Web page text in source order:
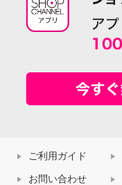
ご利用ガイド
お問い合わせ